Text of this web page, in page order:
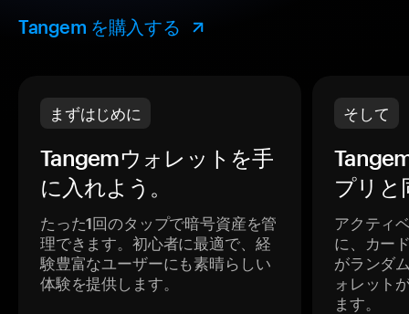
Tangem を購入する
まずはじめに
Tangemウォレットを手
に入れよう。
たった1回のタップで暗号資産を管
理できます。初心者に最適で、経
験豊富なユーザーにも素晴らしい
体験を提供します。
そして
プリと
アクティ
に、カー
がランダ
ォレット
ます。